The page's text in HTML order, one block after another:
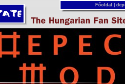
Főoldal